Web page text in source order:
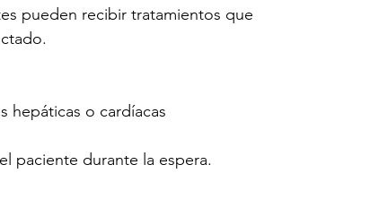
pueden recibir tratamientos que
hepáticas o cardíacas
paciente durante la espera.